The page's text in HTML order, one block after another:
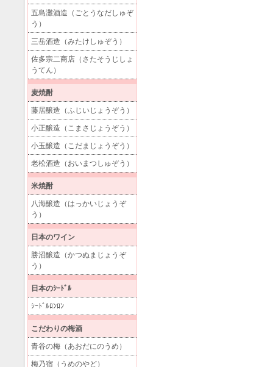
五島灘酒造（ごとうなだしゅぞ
う）
三岳酒造（みたけしゅぞう）
佐多宗二商店（さたそうじしょ
うてん）
麦焼酎
藤居醸造（ふじいじょうぞう）
小正醸造（こまさじょうぞう）
小玉醸造（こだまじょうぞう）
老松酒造（おいまつしゅぞう）
米焼酎
八海醸造（はっかいじょうぞ
う）
日本のワイン
勝沼醸造（かつぬまじょうぞ
う）
日本のｼｰﾄﾞﾙ
ｼｰﾄﾞﾙﾛﾝﾛﾝ
こだわりの梅酒
青谷の梅（あおだにのうめ）
梅乃宿（うめのやど）